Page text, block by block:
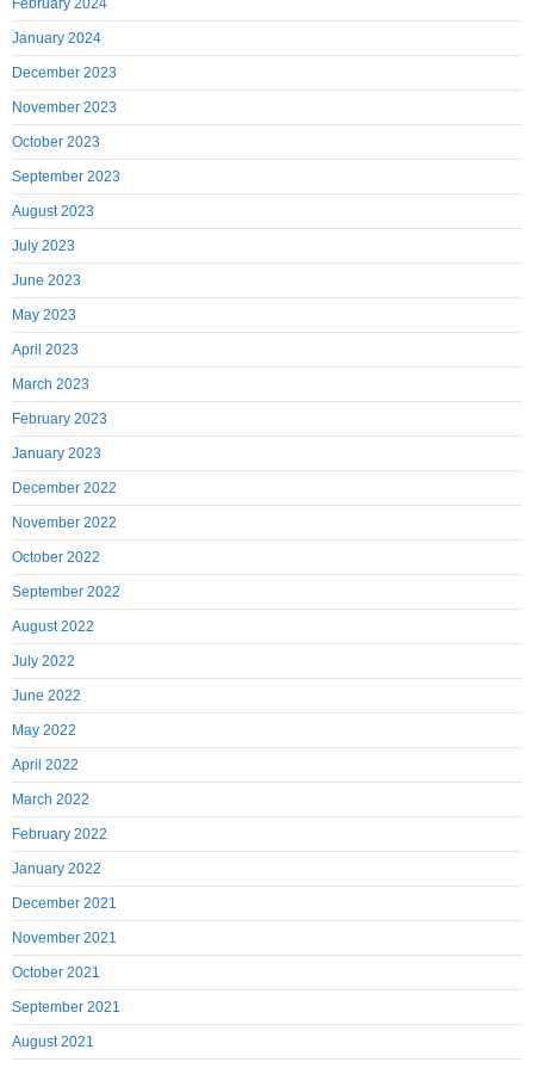
February 2024
January 2024
December 2023
November 2023
October 2023
September 2023
August 2023
July 2023
June 2023
May 2023
April 2023
March 2023
February 2023
January 2023
December 2022
November 2022
October 2022
September 2022
August 2022
July 2022
June 2022
May 2022
April 2022
March 2022
February 2022
January 2022
December 2021
November 2021
October 2021
September 2021
August 2021